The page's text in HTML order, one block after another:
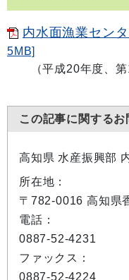
内水面漁業セン
5MB]
（平成20年度、第
この記事に関するお
高知県 水産振興部
所在地：
〒782-0016 高知県
電話：
0887-52-4231
ファックス：
0887-52-4224